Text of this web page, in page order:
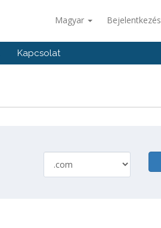
Magyar Bejelentkezés
Kapcsolat